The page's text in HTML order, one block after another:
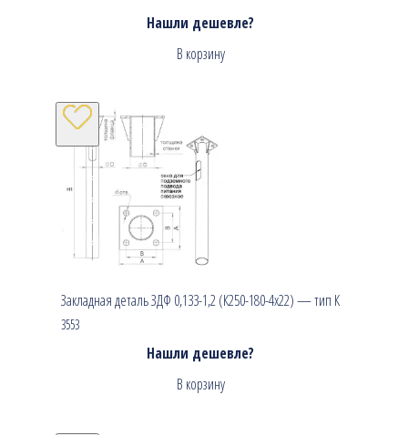
Нашли дешевле?
В корзину
Закладная деталь ЗДФ 0,133-1,2 (К250-180-4х22) — тип К
3553
Нашли дешевле?
В корзину